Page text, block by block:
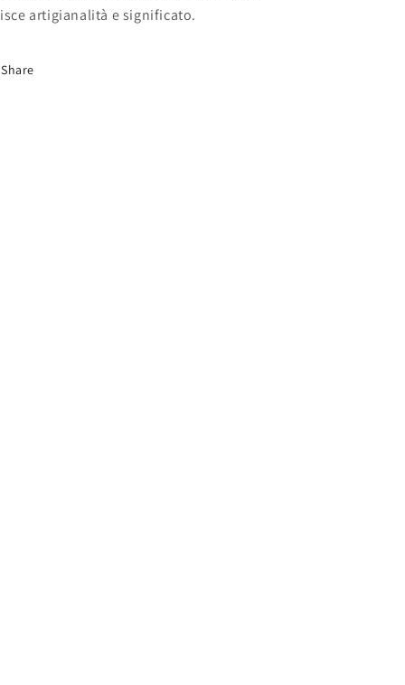
artigianalità e significato.
Share